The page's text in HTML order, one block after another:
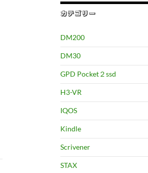
カテゴリー
DM200
DM30
GPD Pocket２ssd
H3-VR
IQOS
Kindle
Scrivener
STAX